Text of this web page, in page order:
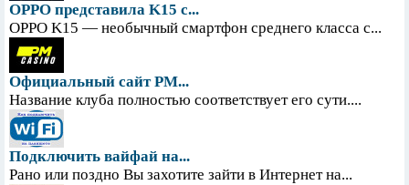
OPPO представила K15 с...
OPPO K15 — необычный смартфон среднего класса с...
Официальный сайт PM...
Название клуба полностью соответствует его сути....
Подключить вайфай на...
Рано или поздно Вы захотите зайти в Интернет на...